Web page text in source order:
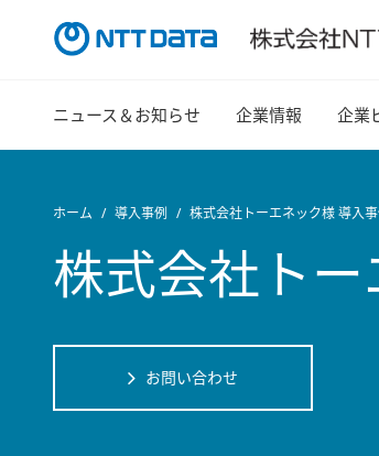
ニュース＆お知らせ 企業情報 企業
ホーム 導入事例 株式会社トーエネック様 導入
株式会社ト
お問い合わせ